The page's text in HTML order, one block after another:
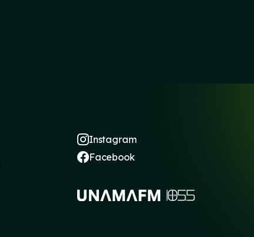
Instagram
Facebook